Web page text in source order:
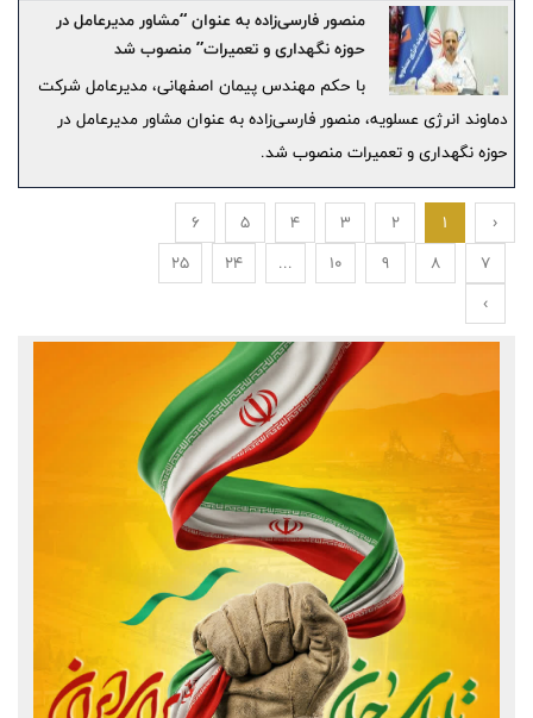
منصور فارسی‌زاده به عنوان “مشاور مدیرعامل در
حوزه نگهداری و تعمیرات” منصوب شد
با حکم مهندس پیمان اصفهانی، مدیرعامل شرکت
دماوند انرژی عسلویه، منصور فارسی‌زاده به عنوان مشاور مدیرعامل در
حوزه نگهداری و تعمیرات منصوب شد.
‹
1
2
3
4
5
6
7
8
9
10
...
24
25
›